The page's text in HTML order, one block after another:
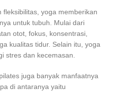
fleksibilitas, yoga memberikan
untuk tubuh. Mulai dari
otot, fokus, konsentrasi,
kualitas tidur. Selain itu, yoga
stres dan kecemasan.
juga banyak manfaatnya
di antaranya yaitu